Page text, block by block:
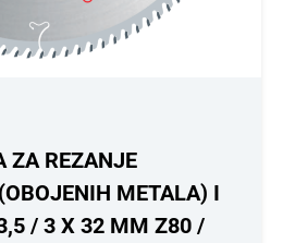
ZA REZANJE
METALA) I
/ 3 X 32 MM Z80 /